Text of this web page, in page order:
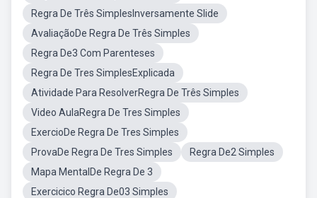
Regra De Três SimplesInversamente Slide
AvaliaçãoDe Regra De Três Simples
Regra De3 Com Parenteses
Regra De Tres SimplesExplicada
Atividade Para ResolverRegra De Três Simples
Video AulaRegra De Tres Simples
ExercioDe Regra De Tres Simples
ProvaDe Regra De Tres Simples
Regra De2 Simples
Mapa MentalDe Regra De 3
Exercicico Regra De03 Simples